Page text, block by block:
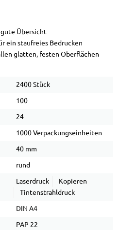
Übersicht
ein staufreies Bedrucken
glatten, festen Oberflächen
2400 Stück
100
24
1000 Verpackungseinheiten
40 mm
rund
Laserdruck
Kopieren
Tintenstrahldruck
DIN A4
PAP 22